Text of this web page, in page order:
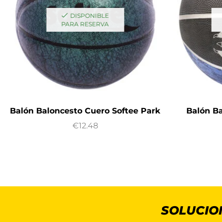
DISPONIBLE
PARA RESERVA
Balón Baloncesto Cuero Softee Park
€12.48
Balón